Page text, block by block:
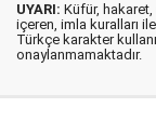
UYARI: Küfür,
içeren, imla kuralları
Türkçe karakter
onaylanmamaktadır.